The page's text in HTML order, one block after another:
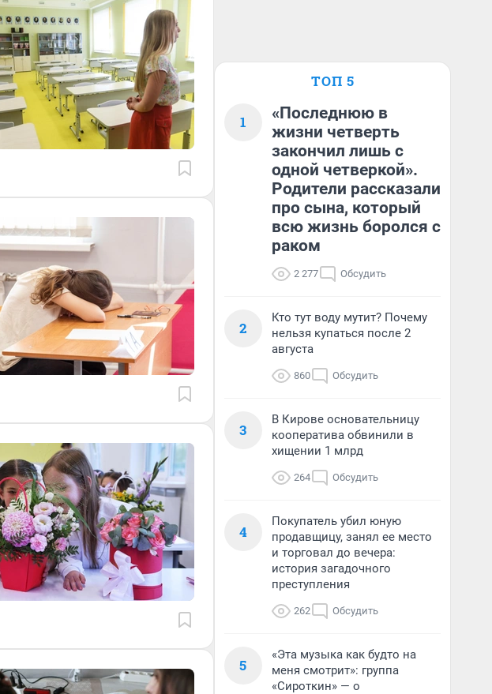
ТОП 5
1
«Последнюю в
жизни четверть
закончил лишь с
одной четверкой».
Родители рассказали
про сына, который
всю жизнь боролся с
раком
2 277 Обсудить
2
Кто тут воду мутит? Почему
нельзя купаться после 2
августа
860 Обсудить
3
В Кирове основательницу
кооператива обвинили в
хищении 1 млрд
264 Обсудить
4
Покупатель убил юную
продавщицу, занял ее место
и торговал до вечера:
история загадочного
преступления
262 Обсудить
5
«Эта музыка как будто на
меня смотрит»: группа
«Сироткин» — о